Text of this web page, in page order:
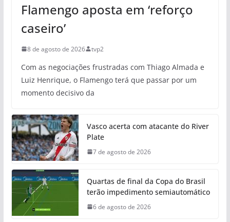
Flamengo aposta em ‘reforço
caseiro’
8 de agosto de 2026 tvp2
Com as negociações frustradas com Thiago Almada e
Luiz Henrique, o Flamengo terá que passar por um
momento decisivo da
Vasco acerta com atacante do River
Plate
7 de agosto de 2026
Quartas de final da Copa do Brasil
terão impedimento semiautomático
6 de agosto de 2026